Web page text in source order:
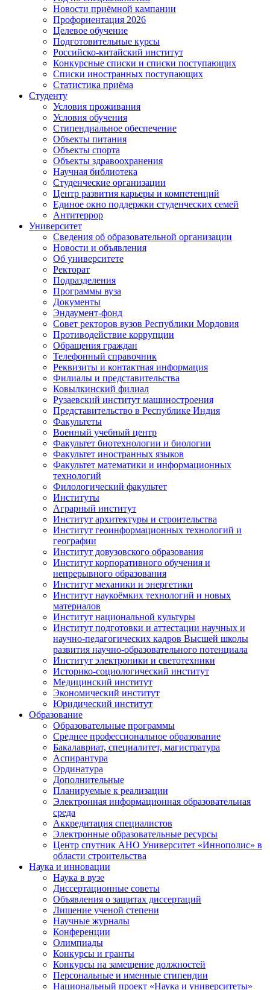
Новости приёмной кампании
Профориентация 2026
Целевое обучение
Подготовительные курсы
Российско-китайский институт
Конкурсные списки и списки поступающих
Списки иностранных поступающих
Статистика приёма
Студенту
Условия проживания
Условия обучения
Стипендиальное обеспечение
Объекты питания
Объекты спорта
Объекты здравоохранения
Научная библиотека
Студенческие организации
Центр развития карьеры и компетенций
Единое окно поддержки студенческих семей
Антитеррор
Университет
Сведения об образовательной организации
Новости и объявления
Об университете
Ректорат
Подразделения
Программы вуза
Документы
Эндаумент-фонд
Совет ректоров вузов Республики Мордовия
Противодействие коррупции
Обращения граждан
Телефонный справочник
Реквизиты и контактная информация
Филиалы и представительства
Ковылкинский филиал
Рузаевский институт машиностроения
Представительство в Республике Индия
Факультеты
Военный учебный центр
Факультет биотехнологии и биологии
Факультет иностранных языков
Факультет математики и информационных
технологий
Филологический факультет
Институты
Аграрный институт
Институт архитектуры и строительства
Институт геоинформационных технологий и
географии
Институт довузовского образования
Институт корпоративного обучения и
непрерывного образования
Институт механики и энергетики
Институт наукоёмких технологий и новых
материалов
Институт национальной культуры
Институт подготовки и аттестации научных и
научно-педагогических кадров Высшей школы
развития научно-образовательного потенциала
Институт электроники и светотехники
Историко-социологический институт
Медицинский институт
Экономический институт
Юридический институт
Образование
Образовательные программы
Среднее профессиональное образование
Бакалавриат, специалитет, магистратура
Аспирантура
Ординатура
Дополнительные
Планируемые к реализации
Электронная информационная образовательная
среда
Аккредитация специалистов
Электронные образовательные ресурсы
Центр спутник АНО Университет «Иннополис» в
области строительства
Наука и инновации
Наука в вузе
Диссертационные советы
Объявления о защитах диссертаций
Лишение ученой степени
Научные журналы
Конференции
Олимпиады
Конкурсы и гранты
Конкурсы на замещение должностей
Персональные и именные стипендии
Национальный проект «Наука и университеты»